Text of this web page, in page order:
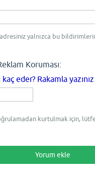
yalnızca bu
Koruması:
eder? Rakamla yazınız
kurtulmak için,